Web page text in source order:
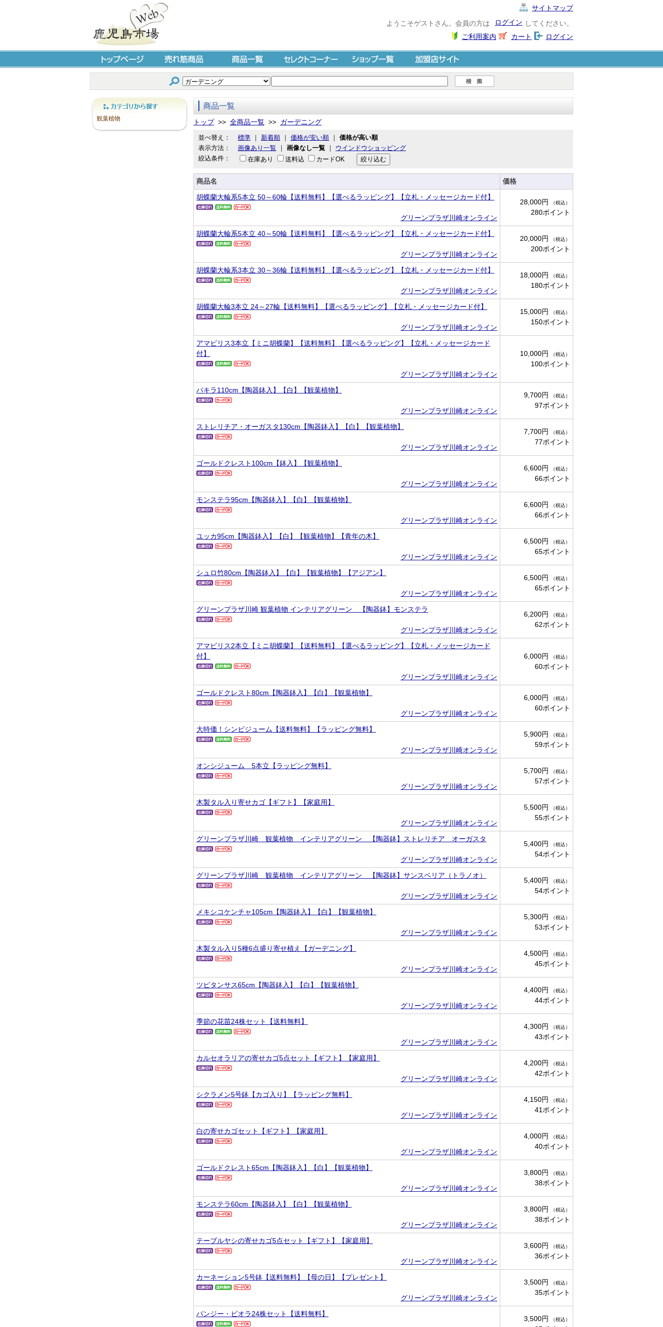
サイトマップ
してください。
ログイン
ようこそゲストさん。会員の方は
ログイン
カート
ご利用案内
トップページ 売れ筋商品 商品一覧 セレクトコーナー ショップ一覧 加盟店サイト
カテゴリから探す
観葉植物
商品一覧
トップ>> 全商品一覧 >> ガーデニング
並べ替え： 標準 ｜ 新着順 ｜ 価格が安い順 ｜ 価格が高い順
表示方法：
画像あり一覧 ｜ 画像なし一覧 ｜ ウインドウショッピング
絞込条件：
在庫あり 送料込 カードOK
商品名
価格
胡蝶蘭大輪系5本立 50～60輪【送料無料】【選べるラッピング】【立札・メッセージカード付】
グリーンプラザ川崎オンライン
28,000円 （税込）
280ポイント
胡蝶蘭大輪系5本立 40～50輪【送料無料】【選べるラッピング】【立札・メッセージカード付】
グリーンプラザ川崎オンライン
20,000円 （税込）
200ポイント
胡蝶蘭大輪系3本立 30～36輪【送料無料】【選べるラッピング】【立札・メッセージカード付】
グリーンプラザ川崎オンライン
18,000円 （税込）
180ポイント
胡蝶蘭大輪3本立 24～27輪【送料無料】【選べるラッピング】【立札・メッセージカード付】
グリーンプラザ川崎オンライン
15,000円 （税込）
150ポイント
アマビリス3本立【ミニ胡蝶蘭】【送料無料】【選べるラッピング】【立札・メッセージカード
付】
グリーンプラザ川崎オンライン
10,000円 （税込）
100ポイント
パキラ110cm【陶器鉢入】【白】【観葉植物】
グリーンプラザ川崎オンライン
9,700円 （税込）
97ポイント
ストレリチア・オーガスタ130cm【陶器鉢入】【白】【観葉植物】
グリーンプラザ川崎オンライン
7,700円 （税込）
77ポイント
ゴールドクレスト100cm【鉢入】【観葉植物】
グリーンプラザ川崎オンライン
6,600円 （税込）
66ポイント
モンステラ95cm【陶器鉢入】【白】【観葉植物】
グリーンプラザ川崎オンライン
6,600円 （税込）
66ポイント
ユッカ95cm【陶器鉢入】【白】【観葉植物】【青年の木】
グリーンプラザ川崎オンライン
6,500円 （税込）
65ポイント
シュロ竹80cm【陶器鉢入】【白】【観葉植物】【アジアン】
グリーンプラザ川崎オンライン
6,500円 （税込）
65ポイント
グリーンプラザ川崎 観葉植物 インテリアグリーン 【陶器鉢】モンステラ
グリーンプラザ川崎オンライン
6,200円 （税込）
62ポイント
アマビリス2本立【ミニ胡蝶蘭】【送料無料】【選べるラッピング】【立札・メッセージカード
付】
グリーンプラザ川崎オンライン
6,000円 （税込）
60ポイント
ゴールドクレスト80cm【陶器鉢入】【白】【観葉植物】
グリーンプラザ川崎オンライン
6,000円 （税込）
60ポイント
大特価！シンビジューム【送料無料】【ラッピング無料】
グリーンプラザ川崎オンライン
5,900円 （税込）
59ポイント
オンシジューム 5本立【ラッピング無料】
グリーンプラザ川崎オンライン
5,700円 （税込）
57ポイント
木製タル入り寄せカゴ【ギフト】【家庭用】
グリーンプラザ川崎オンライン
5,500円 （税込）
55ポイント
グリーンプラザ川崎 観葉植物 インテリアグリーン 【陶器鉢】ストレリチア オーガスタ
グリーンプラザ川崎オンライン
5,400円 （税込）
54ポイント
グリーンプラザ川崎 観葉植物 インテリアグリーン 【陶器鉢】サンスベリア（トラノオ）
グリーンプラザ川崎オンライン
5,400円 （税込）
54ポイント
メキシコケンチャ105cm【陶器鉢入】【白】【観葉植物】
グリーンプラザ川崎オンライン
5,300円 （税込）
53ポイント
木製タル入り5種6点盛り寄せ植え【ガーデニング】
グリーンプラザ川崎オンライン
4,500円 （税込）
45ポイント
ツピタンサス65cm【陶器鉢入】【白】【観葉植物】
グリーンプラザ川崎オンライン
4,400円 （税込）
44ポイント
季節の花苗24株セット【送料無料】
グリーンプラザ川崎オンライン
4,300円 （税込）
43ポイント
カルセオラリアの寄せカゴ5点セット【ギフト】【家庭用】
グリーンプラザ川崎オンライン
4,200円 （税込）
42ポイント
シクラメン5号鉢【カゴ入り】【ラッピング無料】
グリーンプラザ川崎オンライン
4,150円 （税込）
41ポイント
白の寄せカゴセット【ギフト】【家庭用】
グリーンプラザ川崎オンライン
4,000円 （税込）
40ポイント
ゴールドクレスト65cm【陶器鉢入】【白】【観葉植物】
グリーンプラザ川崎オンライン
3,800円 （税込）
38ポイント
モンステラ60cm【陶器鉢入】【白】【観葉植物】
グリーンプラザ川崎オンライン
3,800円 （税込）
38ポイント
テーブルヤシの寄せカゴ5点セット【ギフト】【家庭用】
グリーンプラザ川崎オンライン
3,600円 （税込）
36ポイント
カーネーション5号鉢【送料無料】【母の日】【プレゼント】
グリーンプラザ川崎オンライン
3,500円 （税込）
35ポイント
パンジー・ビオラ24株セット【送料無料】
3,500円 （税込）